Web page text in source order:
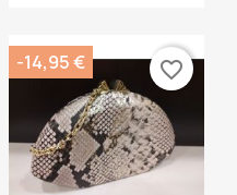
-14,95 € favorite_border
Crear lista de deseos